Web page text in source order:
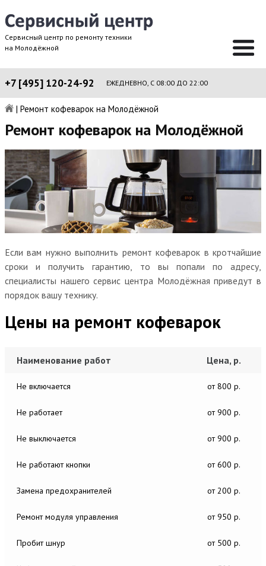
Сервисный центр по ремонту техники
на Молодёжной
+7 [495] 120-24-92 ЕЖЕДНЕВНО, С 08:00 ДО 22:00
| Ремонт кофеварок на Молодёжной
Ремонт кофеварок на Молодёжной
Если вам нужно выполнить ремонт кофеварок в кротчайшие
сроки и получить гарантию, то вы попали по адресу,
специалисты нашего сервис центра Молодёжная приведут в
порядок вашу технику.
Цены на ремонт кофеварок
Наименование работ Цена, р.
Не включается от 800 р.
Не работает от 900 р.
Не выключается от 900 р.
Не работают кнопки от 600 р.
Замена предохранителей от 200 р.
Ремонт модуля управления от 950 р.
Пробит шнур от 500 р.